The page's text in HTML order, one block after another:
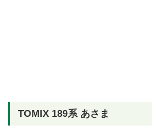
TOMIX 189系 あさま